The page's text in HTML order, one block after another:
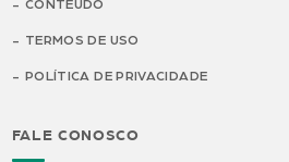
CONTEÚDO
TERMOS DE USO
POLÍTICA DE PRIVACIDADE
FALE CONOSCO